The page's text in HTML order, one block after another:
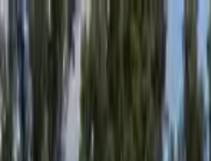
Guide-Profil